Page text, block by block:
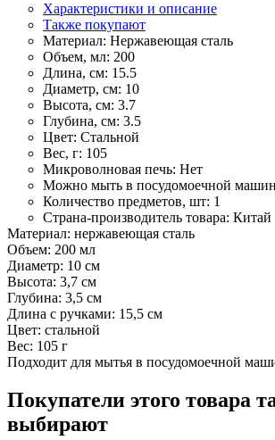
Характеристики и описание
Также покупают
Материал: Нержавеющая сталь
Объем, мл: 200
Длина, см: 15.5
Диаметр, см: 10
Высота, см: 3.7
Глубина, см: 3.5
Цвет: Стальной
Вес, г: 105
Микроволновая печь: Нет
Можно мыть в посудомоечной
Количество предметов, шт: 1
Страна-производитель товара: Китай
Материал: нержавеющая сталь
Объем: 200 мл
Диаметр: 10 см
Высота: 3,7 см
Глубина: 3,5 см
Длина с ручками: 15,5 см
Цвет: стальной
Вес: 105 г
Подходит для мытья в посудомоечной
Покупатели этого товара
выбирают